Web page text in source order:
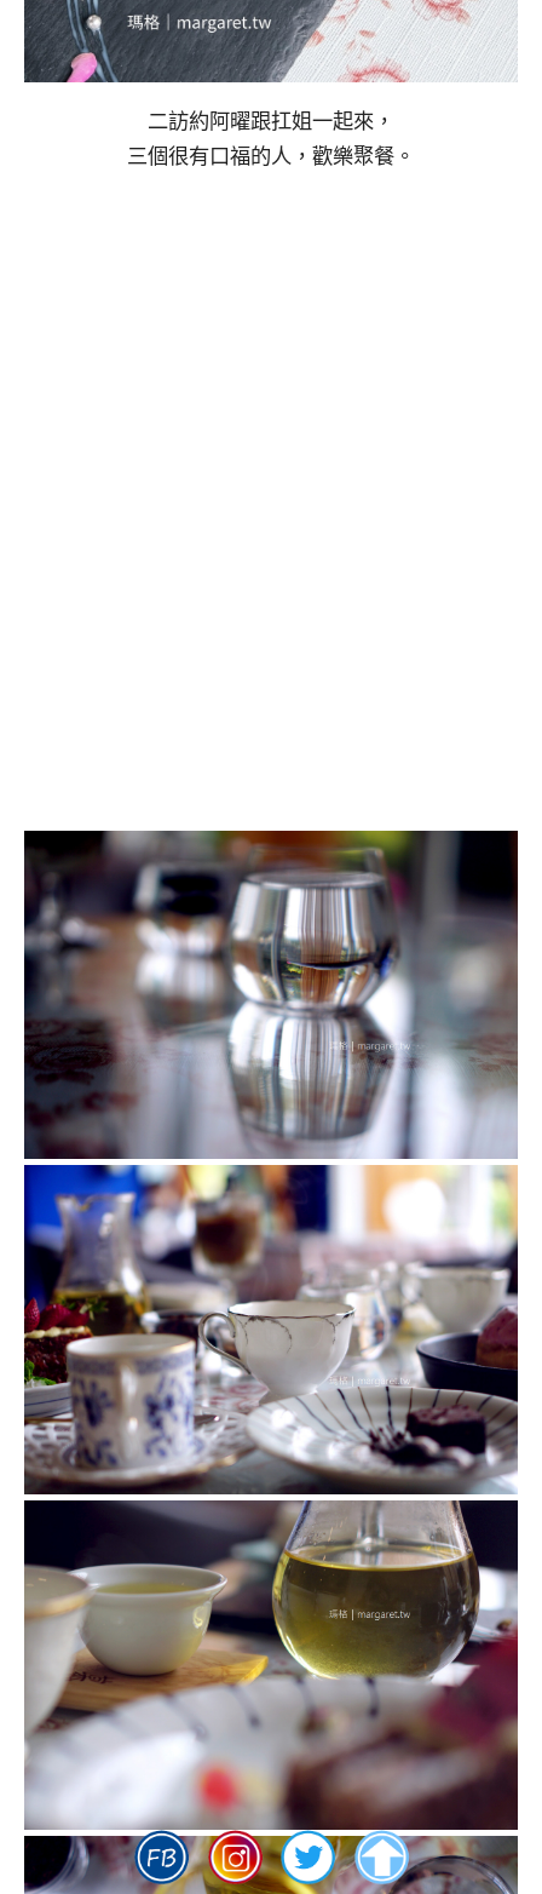
二訪約阿曜跟扛姐一起來，
三個很有口福的人，歡樂聚餐。